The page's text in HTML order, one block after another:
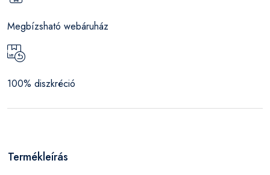
Megbízsható webáruház
100% diszkréció
Termékleírás